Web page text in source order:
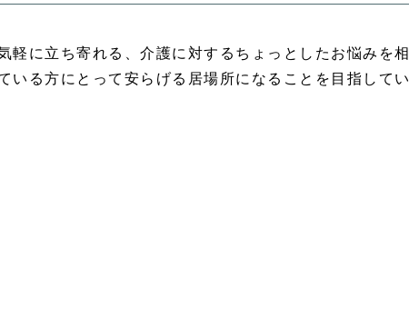
に立ち寄れる、介護に対するちょっとしたお悩みを相
る方にとって安らげる居場所になることを目指してい